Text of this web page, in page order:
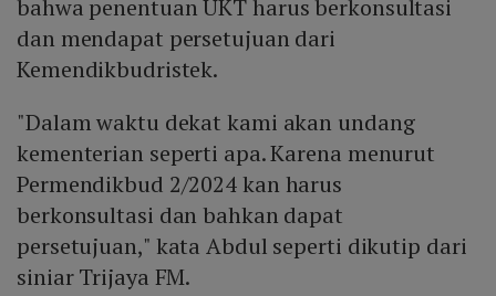
bahwa penentuan UKT harus berkonsultasi
dan mendapat persetujuan dari
Kemendikbudristek.
"Dalam waktu dekat kami akan undang
kementerian seperti apa. Karena menurut
Permendikbud 2/2024 kan harus
berkonsultasi dan bahkan dapat
persetujuan," kata Abdul seperti dikutip dari
siniar Trijaya FM.